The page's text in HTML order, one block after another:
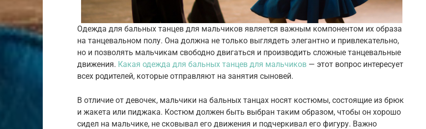
Одежда для бальных танцев для мальчиков является важным компонентом их образа
на танцевальном полу. Она должна не только выглядеть элегантно и привлекательно,
но и позволять мальчикам свободно двигаться и производить сложные танцевальные
движения. Какая одежда для бальных танцев для мальчиков — этот вопрос интересует
всех родителей, которые отправляют на занятия сыновей.
В отличие от девочек, мальчики на бальных танцах носят костюмы, состоящие из брюк
и жакета или пиджака. Костюм должен быть выбран таким образом, чтобы он хорошо
сидел на мальчике, не сковывал его движения и подчеркивал его фигуру. Важно